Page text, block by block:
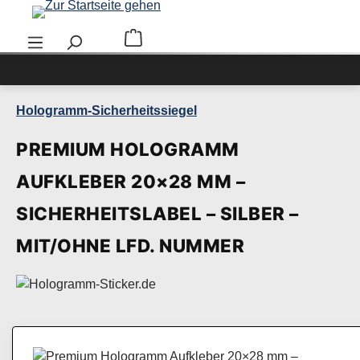
Zum Hauptinhalt springen
Warenkorb enthält 0 Positionen. Der
Hologramm-Sicherheitssiegel
PREMIUM HOLOGRAMM
AUFKLEBER 20×28 MM –
SICHERHEITSLABEL – SILBER –
MIT/OHNE LFD. NUMMER
Bildergalerie überspringen